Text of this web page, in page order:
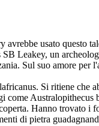
usato questo
Leakey, un
Sul suo amore per
Si ritiene che
come Australopithecus
Hanno trovato i
di pietra